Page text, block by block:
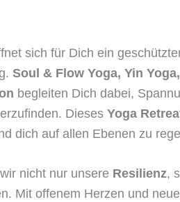
sich für Dich ein
Soul & Flow Yoga, Yin
begleiten Dich dabei,
Dieses Yoga
dich auf allen Ebenen zu
nicht nur unsere Resilienz,
Mit offenem Herzen und